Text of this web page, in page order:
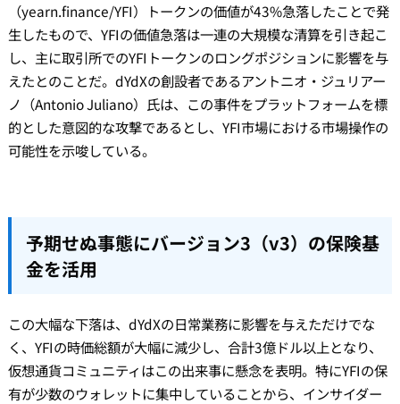
（yearn.finance/YFI）トークンの価値が43%急落したことで発
生したもので、YFIの価値急落は一連の大規模な清算を引き起こ
し、主に取引所でのYFIトークンのロングポジションに影響を与
えたとのことだ。dYdXの創設者であるアントニオ・ジュリアー
ノ（Antonio Juliano）氏は、この事件をプラットフォームを標
的とした意図的な攻撃であるとし、YFI市場における市場操作の
可能性を示唆している。
予期せぬ事態にバージョン3（v3）の保険基
金を活用
この大幅な下落は、dYdXの日常業務に影響を与えただけでな
く、YFIの時価総額が大幅に減少し、合計3億ドル以上となり、
仮想通貨コミュニティはこの出来事に懸念を表明。特にYFIの保
有が少数のウォレットに集中していることから、インサイダー